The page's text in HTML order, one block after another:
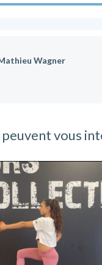
Wagner
vous